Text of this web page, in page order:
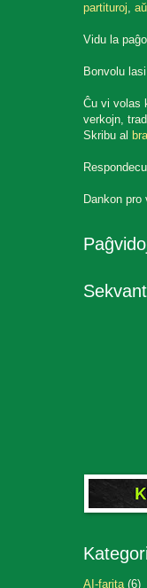
partituroj,
Vidu la
Bonvolu
Ĉu vi volas
verkojn,
Skribu al
Dankon pro
AI-farita (6)